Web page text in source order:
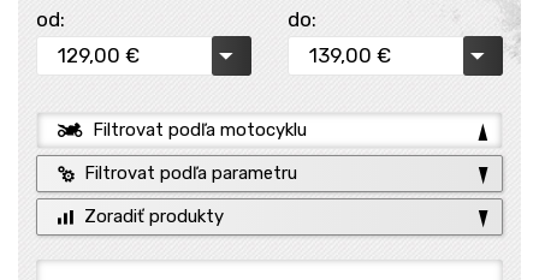
od:
do:
Filtrovat podľa motocyklu
Filtrovat podľa parametru
Zoradiť produkty